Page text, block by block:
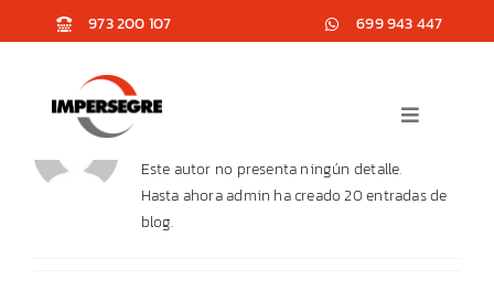
al
‭973 200 107‬ 699 943 447
Toggle
Empresa
Acerca de
Este autor no presenta ningún detalle.
Hasta ahora admin ha creado 20 entradas de
blog.